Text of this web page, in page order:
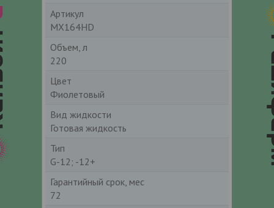
Артикул
MX164HD
Объем, л
220
Цвет
Фиолетовый
Вид жидкости
Готовая жидкость
Тип
G-12; -12+
Гарантийный срок, мес
72